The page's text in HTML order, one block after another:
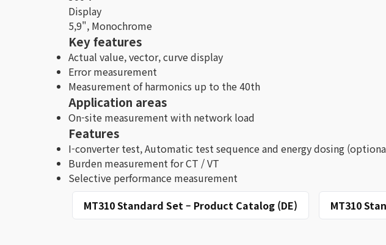
Display
5,9", Monochrome
Key features
Actual value, vector, curve display
Error measurement
Measurement of harmonics up to the 40th
Application areas
On-site measurement with network load
Features
I-converter test, Automatic test sequence and energy dosing
Burden measurement for CT / VT
Selective performance measurement
MT310 Standard Set – Product Catalog (DE)
MT310